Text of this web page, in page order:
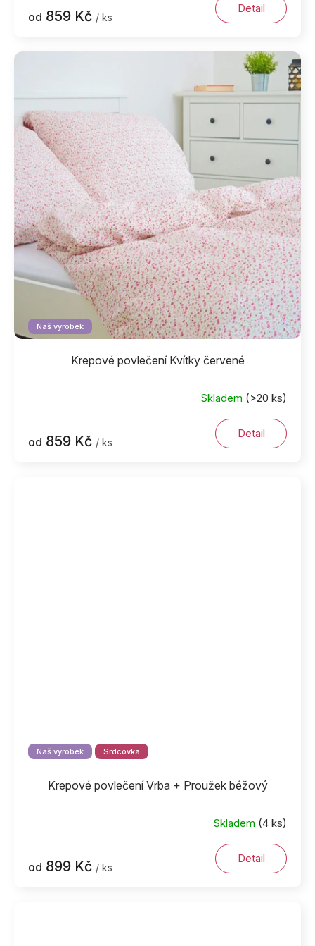
od 859 Kč / ks
Detail
Náš výrobek
Krepové povlečení Kvítky červené
Skladem (>20 ks)
od 859 Kč / ks
Detail
Náš výrobek Srdcovka
Krepové povlečení Vrba + Proužek béžový
Skladem (4 ks)
od 899 Kč / ks
Detail